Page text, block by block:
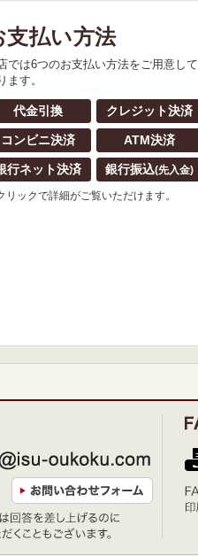
支払い方法
では6つのお支払い方法をご用意して
ます。
代金引換 クレジット決済
コンビニ決済 ATM決済
行ネット決済 銀行振込(先入金)
リックで詳細がご覧いただけます。